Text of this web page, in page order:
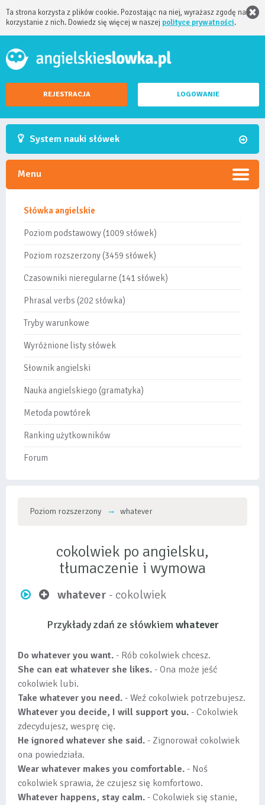
Ta strona korzysta z plików cookie. Pozostając na niej, wyrażasz zgodę na
korzystanie z nich. Dowiedz się więcej w naszej polityce prywatności.
REJESTRACJA LOGOWANIE
System nauki słówek
Menu
Słówka angielskie
Poziom podstawowy (1009 słówek)
Poziom rozszerzony (3459 słówek)
Czasowniki nieregularne (141 słówek)
Phrasal verbs (202 słówka)
Tryby warunkowe
Wyróżnione listy słówek
Słownik angielski
Nauka angielskiego (gramatyka)
Metoda powtórek
Ranking użytkowników
Forum
Poziom rozszerzony whatever
cokolwiek po angielsku,
tłumaczenie i wymowa
whatever - cokolwiek
Przykłady zdań ze słówkiem whatever
Do whatever you want. - Rób cokolwiek chcesz.
She can eat whatever she likes. - Ona może jeść
cokolwiek lubi.
Take whatever you need. - Weź cokolwiek potrzebujesz.
Whatever you decide, I will support you. - Cokolwiek
zdecydujesz, wesprę cię.
He ignored whatever she said. - Zignorował cokolwiek
ona powiedziała.
Wear whatever makes you comfortable. - Noś
cokolwiek sprawia, że czujesz się komfortowo.
Whatever happens, stay calm. - Cokolwiek się stanie,